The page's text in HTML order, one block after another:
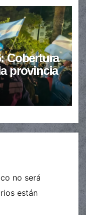
Cobertura
provincia
no será
están